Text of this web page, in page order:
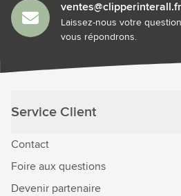
ventes@clipperinterall.fr
Laissez-nous votre
vous répondrons.
Service Client
Contact
Foire aux questions
Devenir partenaire